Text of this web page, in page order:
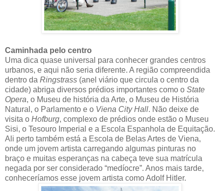
Caminhada pelo centro
Uma dica quase universal para conhecer grandes centros
urbanos, e aqui não seria diferente. A região compreendida
dentro da Ringstrass (anel viário que circula o centro da
cidade) abriga diversos prédios importantes como o State
Opera, o Museu de história da Arte, o Museu de História
Natural, o Parlamento e o Viena City Hall. Não deixe de
visita o Hofburg, complexo de prédios onde estão o Museu
Sisi, o Tesouro Imperial e a Escola Espanhola de Equitação.
Ali perto também está a Escola de Belas Artes de Viena,
onde um jovem artista carregando algumas pinturas no
braço e muitas esperanças na cabeça teve sua matrícula
negada por ser considerado “medíocre”. Anos mais tarde,
conheceríamos esse jovem artista como Adolf Hitler.